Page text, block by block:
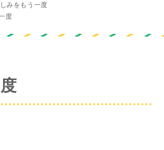
みをもう一度
度